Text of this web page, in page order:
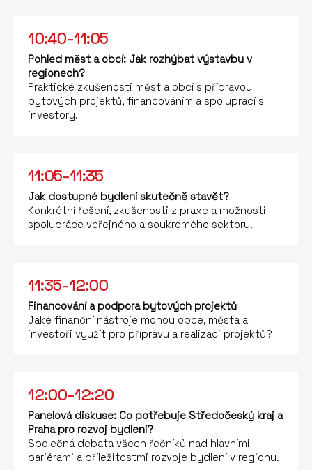
10:40-11:05
Pohled měst a obcí: Jak rozhýbat výstavbu v
regionech?
Praktické zkušenosti měst a obcí s přípravou
bytových projektů, financováním a spoluprací s
investory.
11:05-11:35
Jak dostupné bydlení skutečně stavět?
Konkrétní řešení, zkušenosti z praxe a možnosti
spolupráce veřejného a soukromého sektoru.
11:35-12:00
Financování a podpora bytových projektů
Jaké finanční nástroje mohou obce, města a
investoři využít pro přípravu a realizaci projektů?
12:00-12:20
Panelová diskuse: Co potřebuje Středočeský kraj a
Praha pro rozvoj bydlení?
Společná debata všech řečníků nad hlavními
bariérami a příležitostmi rozvoje bydlení v regionu.